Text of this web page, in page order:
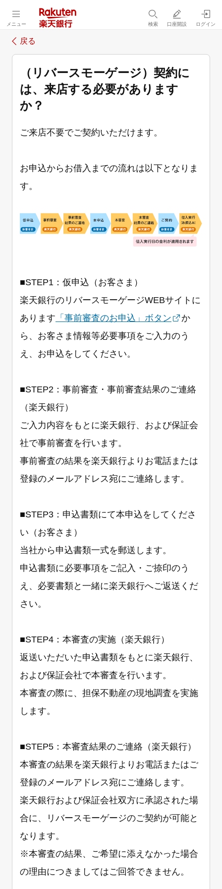
メニュー 検索 口座開設 ログイン
戻る
（リバースモーゲージ）契約に
は、来店する必要があります
か？
ご来店不要でご契約いただけます。
お申込からお借入までの流れは以下となりま
す。
■STEP1：仮申込（お客さま）
楽天銀行のリバースモーゲージWEBサイトに
あります 「事前審査のお申込」ボタン
か
ら、お客さま情報等必要事項をご入力のう
え、お申込をしてください。
■STEP2：事前審査・事前審査結果のご連絡
（楽天銀行）
ご入力内容をもとに楽天銀行、および保証会
社で事前審査を行います。
事前審査の結果を楽天銀行よりお電話または
登録のメールアドレス宛にご連絡します。
■STEP3：申込書類にて本申込をしてくださ
い（お客さま）
当社から申込書類一式を郵送します。
申込書類に必要事項をご記入・ご捺印のう
え、必要書類と一緒に楽天銀行へご返送くだ
さい。
■STEP4：本審査の実施（楽天銀行）
返送いただいた申込書類をもとに楽天銀行、
および保証会社で本審査を行います。
本審査の際に、担保不動産の現地調査を実施
します。
■STEP5：本審査結果のご連絡（楽天銀行）
本審査の結果を楽天銀行よりお電話またはご
登録のメールアドレス宛にご連絡します。
楽天銀行および保証会社双方に承認された場
合に、リバースモーゲージのご契約が可能と
なります。
※本審査の結果、ご希望に添えなかった場合
の理由につきましてはご回答できません。